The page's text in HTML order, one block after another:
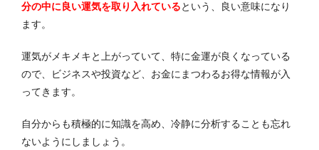
分の中に良い運気を取り入れているという、良い意味になり
ます。
運気がメキメキと上がっていて、特に金運が良くなっている
ので、ビジネスや投資など、お金にまつわるお得な情報が入
ってきます。
自分からも積極的に知識を高め、冷静に分析することも忘れ
ないようにしましょう。